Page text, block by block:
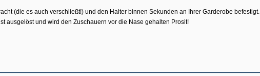
(die es auch verschließt!) und den Halter binnen Sekunden an Ihrer Garderobe befestigt.
ausgelöst und wird den Zuschauern vor die Nase gehalten Prosit!